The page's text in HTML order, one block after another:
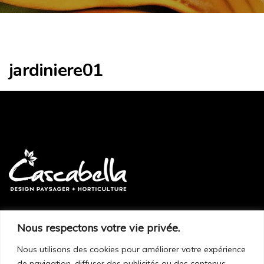
Nous respectons votre vie privée.
Nous utilisons des cookies pour améliorer votre expérience
jardiniere01
Sur rendez-vous seulement :
248, route 299